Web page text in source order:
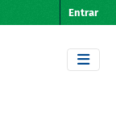
Entrar